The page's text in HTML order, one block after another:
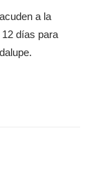
a la
días para